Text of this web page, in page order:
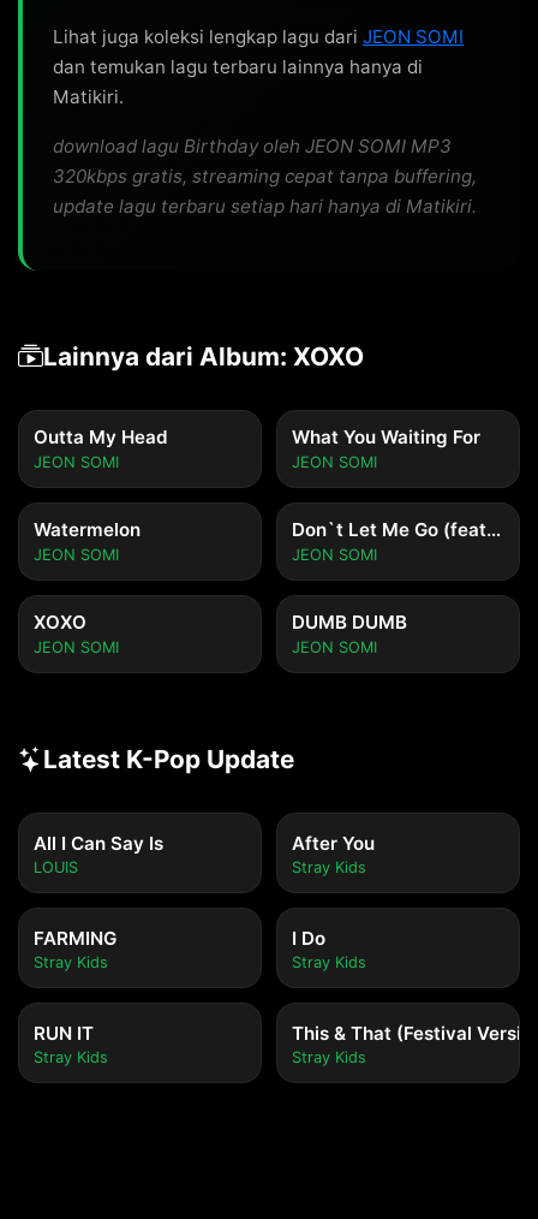
Lihat juga koleksi lengkap lagu dari JEON SOMI
dan temukan lagu terbaru lainnya hanya di
Matikiri.
download lagu Birthday oleh JEON SOMI MP3
320kbps gratis, streaming cepat tanpa buffering,
update lagu terbaru setiap hari hanya di Matikiri.
Lainnya dari Album: XOXO
Outta My Head
JEON SOMI
What You Waiting For
JEON SOMI
Watermelon
JEON SOMI
Don`t Let Me Go (feat. GIRIBOY)
JEON SOMI
XOXO
JEON SOMI
DUMB DUMB
JEON SOMI
Latest K-Pop Update
All I Can Say Is
LOUIS
After You
Stray Kids
FARMING
Stray Kids
I Do
Stray Kids
RUN IT
Stray Kids
This & That (Festival
Stray Kids